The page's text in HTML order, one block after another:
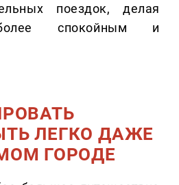
поездок, делая
спокойным и
ЛЕГКО ДАЖЕ
ГОРОДЕ